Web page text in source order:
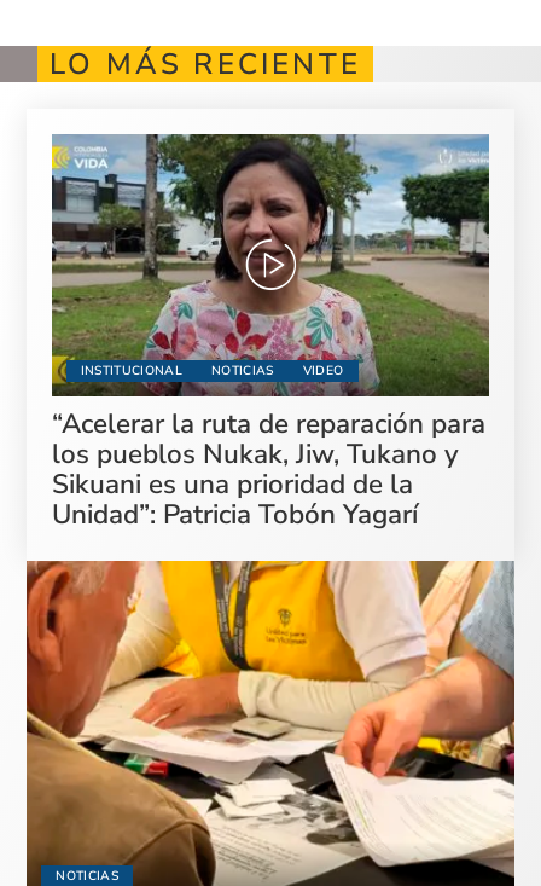
LO MÁS RECIENTE
INSTITUCIONAL NOTICIAS VIDEO
“Acelerar la ruta de reparación para
los pueblos Nukak, Jiw, Tukano y
Sikuani es una prioridad de la
Unidad”: Patricia Tobón Yagarí
NOTICIAS